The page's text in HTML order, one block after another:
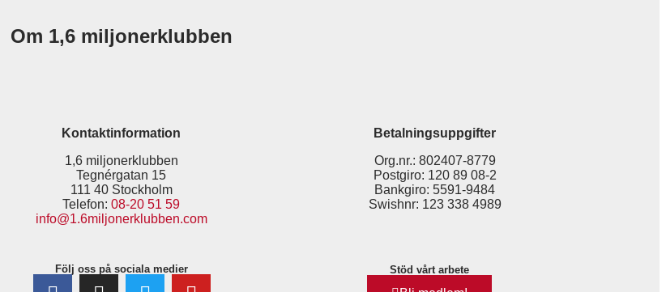
Om 1,6 miljonerklubben
Kontaktinformation
1,6 miljonerklubben
Tegnérgatan 15
111 40 Stockholm
Telefon:08-20 51 59
info@1.6miljonerklubben.com
Betalningsuppgifter
Org.nr.: 802407-8779
Postgiro: 120 89 08-2
Bankgiro: 5591-9484
Swishnr: 123 338 4989
Följ oss på sociala medier Stöd vårt arbete